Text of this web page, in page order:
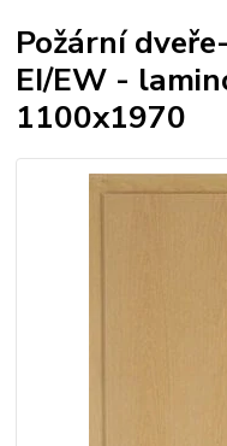
Požární
EI/EW -
1100x1970